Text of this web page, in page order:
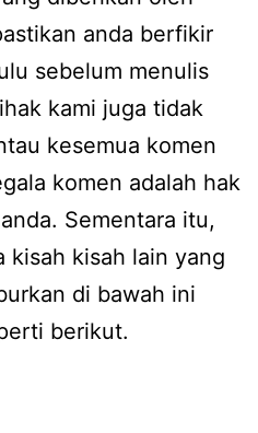
anda berfikir
sebelum menulis
kami juga tidak
kesemua komen
komen adalah hak
Sementara itu,
kisah kisah lain yang
di bawah ini
berikut.